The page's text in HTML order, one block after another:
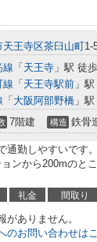
天王寺区茶臼山町1-
線 「 天王寺 」駅 徒
線 「 天王寺駅前 」
「 大阪阿部野橋 」
7階建 構造 鉄骨
通勤しやすいです
ンから200mのと
礼金 間取り
がありません。
のお問い合わせは